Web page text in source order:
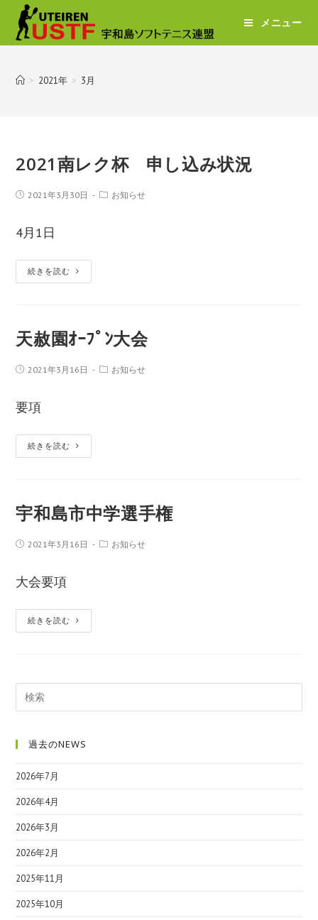
メニュー
> 2021年 > 3月
2021南レク杯 申し込み状況
2021年3月30日 お知らせ
4月1日
続きを読む
天赦園ｵｰﾌﾟﾝ大会
2021年3月16日 お知らせ
要項
続きを読む
宇和島市中学選手権
2021年3月16日 お知らせ
大会要項
続きを読む
過去のNEWS
2026年7月
2026年4月
2026年3月
2026年2月
2025年11月
2025年10月